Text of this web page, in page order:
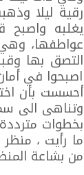
رقية ليلا
يغلبه واصبح
عواطفها، وهي
التصق بها
اصبحوا في
أحسست بأن
وتناهى الى
بخطوات
ما رأيت ،
من بشاعة